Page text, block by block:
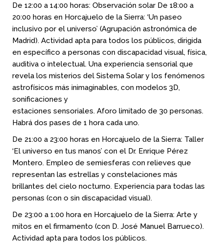
De 12:00 a 14:00 horas: Observación solar De 18:00 a
20:00 horas en Horcajuelo de la Sierra: ‘Un paseo
inclusivo por el universo’ (Agrupación astronómica de
Madrid). Actividad apta para todos los públicos, dirigida
en específico a personas con discapacidad visual, física,
auditiva o intelectual. Una experiencia sensorial que
revela los misterios del Sistema Solar y los fenómenos
astrofísicos más inimaginables, con modelos 3D,
sonificaciones y
estaciones sensoriales. Aforo limitado de 30 personas.
Habrá dos pases de 1 hora cada uno.
De 21:00 a 23:00 horas en Horcajuelo de la Sierra: Taller
‘El universo en tus manos’ con el Dr. Enrique Pérez
Montero. Empleo de semiesferas con relieves que
representan las estrellas y constelaciones más
brillantes del cielo nocturno. Experiencia para todas las
personas (con o sin discapacidad visual).
De 23:00 a 1:00 hora en Horcajuelo de la Sierra: Arte y
mitos en el firmamento (con D. José Manuel Barrueco).
Actividad apta para todos los públicos.